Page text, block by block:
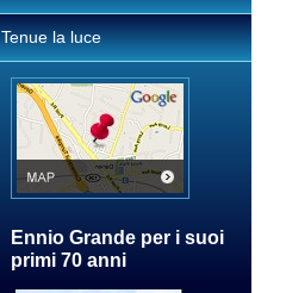
Tenue la luce
Ennio Grande per i suoi
primi 70 anni